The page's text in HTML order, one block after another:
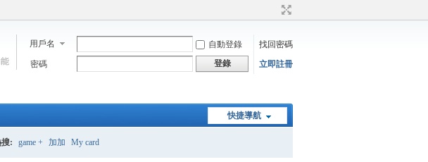
用戶名 自動登錄
找回密碼
密碼
登錄 立即註冊
快捷導航
: game + 加加 My card